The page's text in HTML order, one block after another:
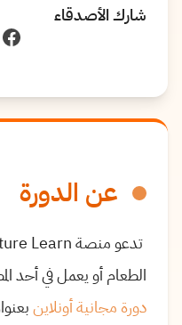
عن الدورة
الطعام أو يعمل في أحد
دورة مجانية أونلاين
شارك الأصدقاء